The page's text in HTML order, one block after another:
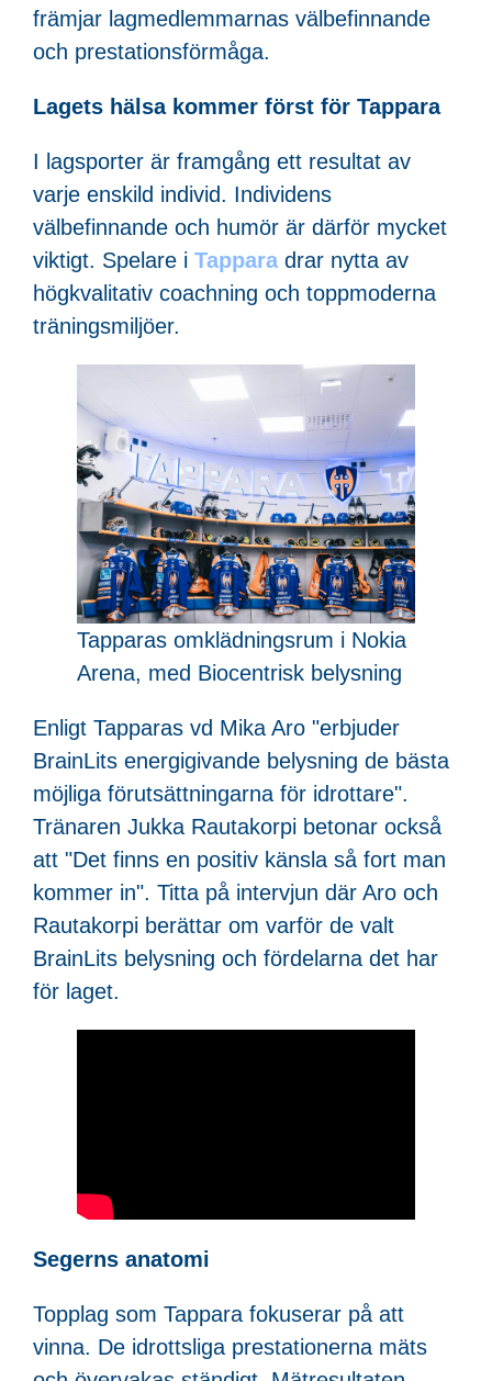
främjar lagmedlemmarnas välbefinnande
och prestationsförmåga.
Lagets hälsa kommer först för Tappara
I lagsporter är framgång ett resultat av
varje enskild individ. Individens
välbefinnande och humör är därför mycket
viktigt. Spelare i Tapparadrar nytta av
högkvalitativ coachning och toppmoderna
träningsmiljöer.
Tapparas omklädningsrum i Nokia
Arena, med Biocentrisk belysning
Enligt Tapparas vd Mika Aro "erbjuder
BrainLits energigivande belysning de bästa
möjliga förutsättningarna för idrottare".
Tränaren Jukka Rautakorpi betonar också
att "Det finns en positiv känsla så fort man
kommer in". Titta på intervjun där Aro och
Rautakorpi berättar om varför de valt
BrainLits belysning och fördelarna det har
för laget.
Segerns anatomi
Topplag som Tappara fokuserar på att
vinna. De idrottsliga prestationerna mäts